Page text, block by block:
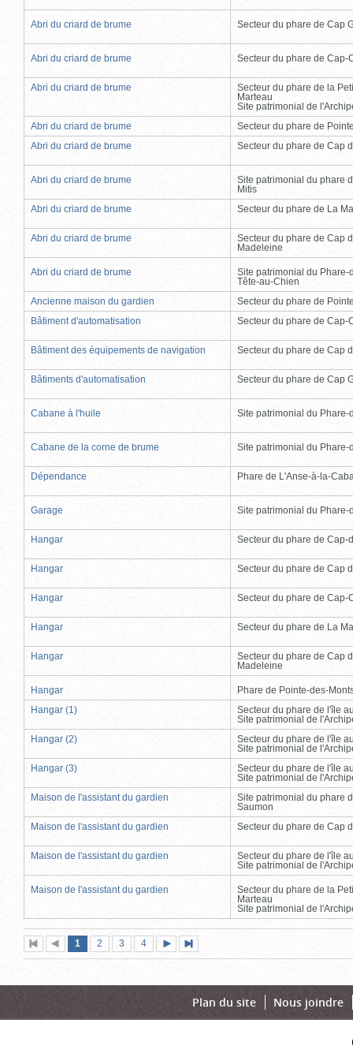
Abri du criard de brume Secteur du phare de Cap
Abri du criard de brume Secteur du phare de Cap-
Abri du criard de brume
Secteur du phare de la
Marteau
Site patrimonial de
Abri du criard de brume
Secteur du phare de
Abri du criard de brume
Secteur du phare de Cap
Abri du criard de brume
Site patrimonial du phare
Mitis
Abri du criard de brume
Secteur du phare de La
Abri du criard de brume
Secteur du phare de Cap
Madeleine
Abri du criard de brume
Site patrimonial du Phare-
Tête-au-Chien
Ancienne maison du gardien
Secteur du phare de
Bâtiment d'automatisation
Secteur du phare de Cap-
Bâtiment des équipements de navigation Secteur du phare de Cap
Bâtiments d'automatisation Secteur du phare de Cap
Cabane à l'huile Site patrimonial du Phare-
Cabane de la corne de brume Site patrimonial du Phare-
Dépendance Phare de L'Anse-à-la-
Garage Site patrimonial du Phare-
Hangar Secteur du phare de Cap-
Hangar Secteur du phare de Cap
Hangar Secteur du phare de Cap-
Hangar Secteur du phare de La
Hangar
Secteur du phare de Cap
Madeleine
Hangar
Phare de Pointe-des-
Hangar (1)
Secteur du phare de l'île
Site patrimonial de
Hangar (2)
Secteur du phare de l'île
Site patrimonial de
Hangar (3)
Secteur du phare de l'île
Site patrimonial de
Maison de l'assistant du gardien
Site patrimonial du phare
Saumon
Maison de l'assistant du gardien
Secteur du phare de Cap
Maison de l'assistant du gardien
Secteur du phare de l'île
Site patrimonial de
Maison de l'assistant du gardien
Secteur du phare de la
Marteau
Site patrimonial de
Première
page
Page
précédente
Page
1 (page
actuelle)
Page
2 Page
3 Page
4
suivante
page
Plan du site Nous joindre